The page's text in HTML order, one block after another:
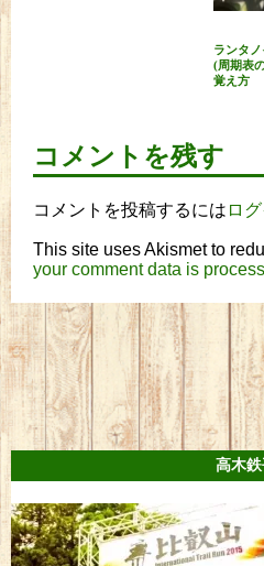
ランタ
(周期表
覚え方
コメントを残す
コメントを投稿するには ロ
This site uses Akismet to
your comment data is
高木